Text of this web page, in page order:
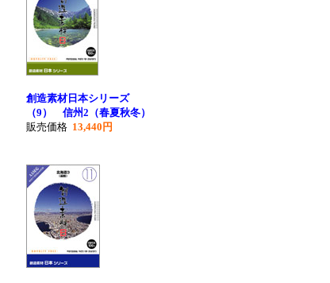
創造素材日本シリーズ
（9） 信州2（春夏秋冬）
販売価格 13,440円